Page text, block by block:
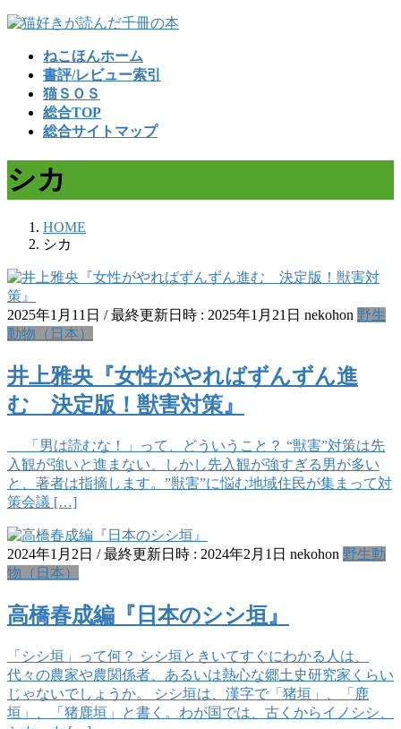
コ
ッ
プ
ナ
移
動
ねこほんホーム
書評/レビュー索引
猫ＳＯＳ
総合TOP
総合サイトマップ
シカ
HOME
シカ
2025年1月11日 / 最終更新日時 : 2025年1月21日 nekohon 野生
動物（日本）
井上雅央『女性がやればずんずん進
む 決定版！獣害対策』
「男は読むな！」って、どういうこと？ “獣害”対策は先
入観が強いと進まない、しかし先入観が強すぎる男が多い
と、著者は指摘します。”獣害”に悩む地域住民が集まって対
策会議 […]
2024年1月2日 / 最終更新日時 : 2024年2月1日 nekohon 野生動
物（日本）
高橋春成編『日本のシシ垣』
「シシ垣」って何？ シシ垣ときいてすぐにわかる人は、
代々の農家や農関係者、あるいは熱心な郷土史研究家くらい
じゃないでしょうか。 シシ垣は、漢字で「猪垣」、「鹿
垣」、「猪鹿垣」と書く。わが国では、古くからイノシシ、